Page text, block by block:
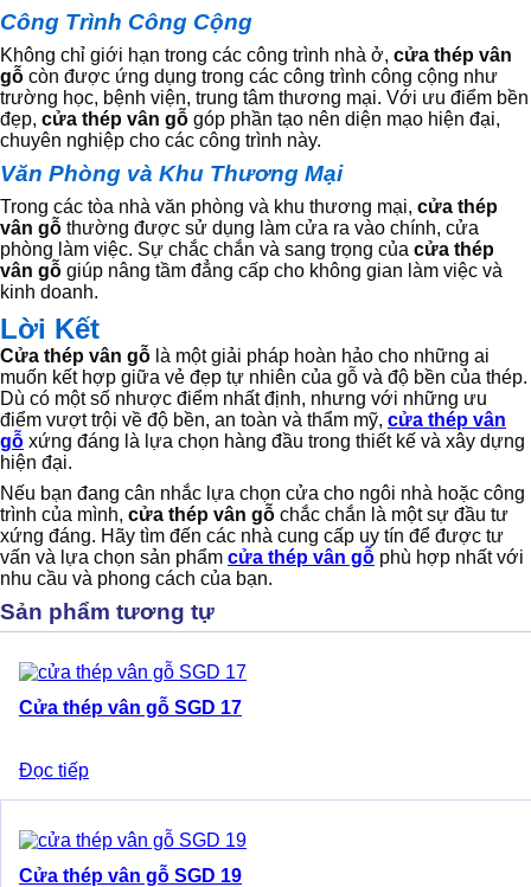
Công Trình Công Cộng
Không chỉ giới hạn trong các công trình nhà ở, cửa thép vân
gỗ còn được ứng dụng trong các công trình công cộng như
trường học, bệnh viện, trung tâm thương mại. Với ưu điểm bền
đẹp, cửa thép vân gỗ góp phần tạo nên diện mạo hiện đại,
chuyên nghiệp cho các công trình này.
Văn Phòng và Khu Thương Mại
Trong các tòa nhà văn phòng và khu thương mại, cửa thép
vân gỗ thường được sử dụng làm cửa ra vào chính, cửa
phòng làm việc. Sự chắc chắn và sang trọng của cửa thép
vân gỗ giúp nâng tầm đẳng cấp cho không gian làm việc và
kinh doanh.
Lời Kết
Cửa thép vân gỗ là một giải pháp hoàn hảo cho những ai
muốn kết hợp giữa vẻ đẹp tự nhiên của gỗ và độ bền của thép.
Dù có một số nhược điểm nhất định, nhưng với những ưu
điểm vượt trội về độ bền, an toàn và thẩm mỹ, cửa thép vân
gỗ xứng đáng là lựa chọn hàng đầu trong thiết kế và xây dựng
hiện đại.
Nếu bạn đang cân nhắc lựa chọn cửa cho ngôi nhà hoặc công
trình của mình, cửa thép vân gỗ chắc chắn là một sự đầu tư
xứng đáng. Hãy tìm đến các nhà cung cấp uy tín để được tư
vấn và lựa chọn sản phẩm cửa thép vân gỗ phù hợp nhất với
nhu cầu và phong cách của bạn.
Sản phẩm tương tự
Cửa thép vân gỗ SGD 17
Đọc tiếp
Cửa thép vân gỗ SGD 19